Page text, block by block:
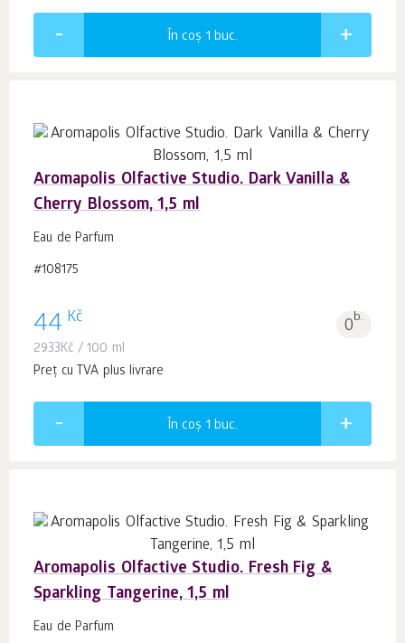
În coș 1 buc.
Aromapolis Olfactive Studio. Dark Vanilla &
Cherry Blossom, 1,5 ml
Eau de Parfum
#108175
44 Kč 0b.
2933Kč / 100 ml
Preț cu TVA plus livrare
În coș 1 buc.
Aromapolis Olfactive Studio. Fresh Fig &
Sparkling Tangerine, 1,5 ml
Eau de Parfum